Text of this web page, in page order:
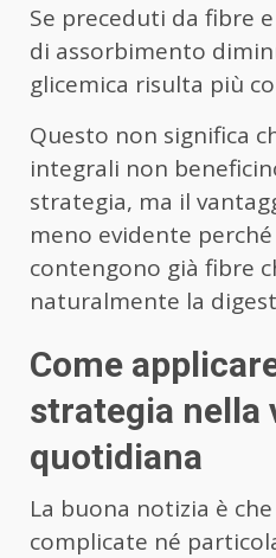
Se preceduti da fibre
di assorbimento
glicemica risulta più
Questo non significa
integrali non
strategia, ma il
meno evidente
contengono già fibre
naturalmente la
Come
strategia nella
quotidiana
La buona notizia è
complicate né